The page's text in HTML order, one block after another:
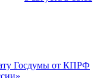
Госдумы от КПРФ